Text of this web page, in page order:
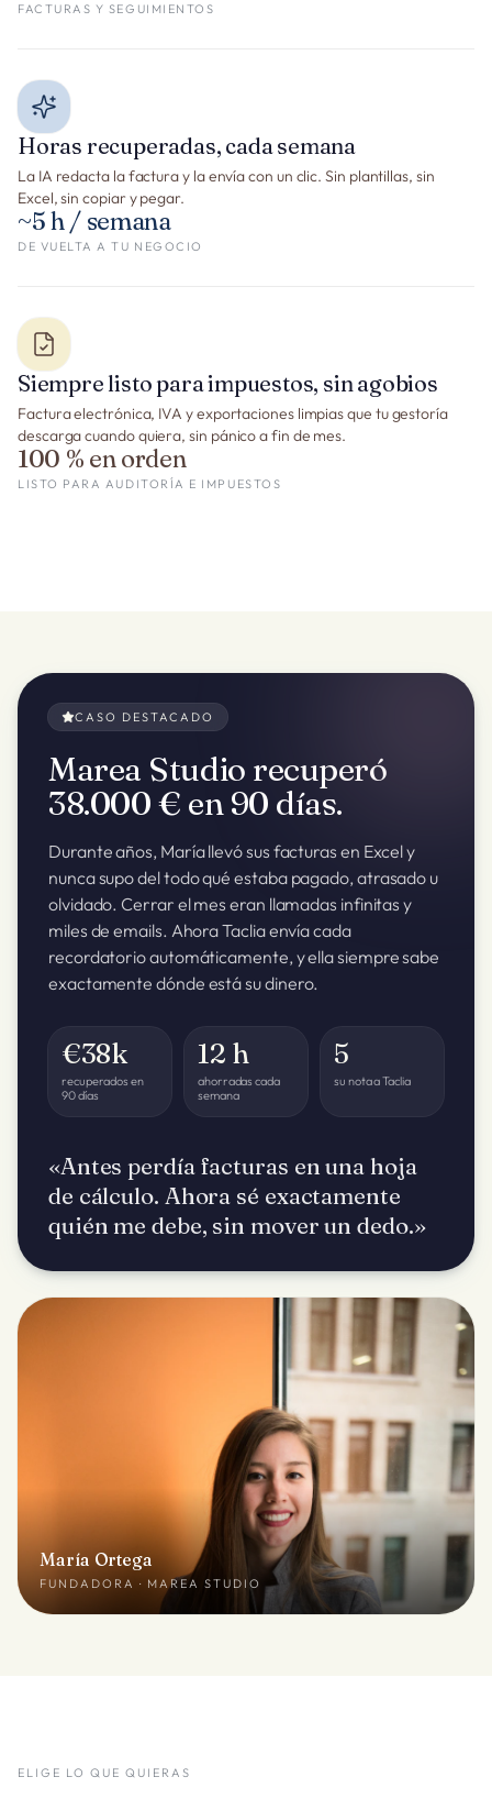
FACTURAS Y SEGUIMIENTOS
Horas recuperadas, cada semana
La IA redacta la factura y la envía con un clic. Sin plantillas, sin
Excel, sin copiar y pegar.
~5 h / semana
DE VUELTA A TU NEGOCIO
Siempre listo para impuestos, sin agobios
Factura electrónica, IVA y exportaciones limpias que tu gestoría
descarga cuando quiera, sin pánico a fin de mes.
100 % en orden
LISTO PARA AUDITORÍA E IMPUESTOS
CASO DESTACADO
Marea Studio recuperó
38.000 € en 90 días.
Durante años, María llevó sus facturas en Excel y
nunca supo del todo qué estaba pagado, atrasado u
olvidado. Cerrar el mes eran llamadas infinitas y
miles de emails. Ahora Taclia envía cada
recordatorio automáticamente, y ella siempre sabe
exactamente dónde está su dinero.
€38k
recuperados en
90 días
12 h
ahorradas cada
semana
5
su nota a Taclia
«Antes perdía facturas en una hoja
de cálculo. Ahora sé exactamente
quién me debe, sin mover un dedo.»
María Ortega
FUNDADORA · MAREA STUDIO
ELIGE LO QUE QUIERAS